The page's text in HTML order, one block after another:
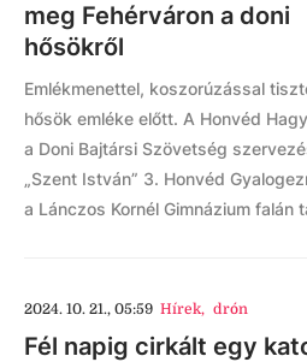
meg Fehérváron a doni
hősökről
Emlékmenettel, koszorúzással
hősök emléke előtt. A Honvéd
a Doni Bajtársi Szövetség
„Szent István” 3. Honvéd
a Lánczos Kornél Gimnázium falán
2024. 10. 21., 05:59 Hírek, drón
Fél napig cirkált egy